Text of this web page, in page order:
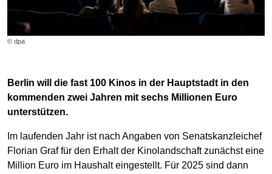
© dpa
Berlin will die fast 100 Kinos in der Hauptstadt in den
kommenden zwei Jahren mit sechs Millionen Euro
unterstützen.
Im laufenden Jahr ist nach Angaben von Senatskanzleichef
Florian Graf für den Erhalt der Kinolandschaft zunächst eine
Million Euro im Haushalt eingestellt. Für 2025 sind dann